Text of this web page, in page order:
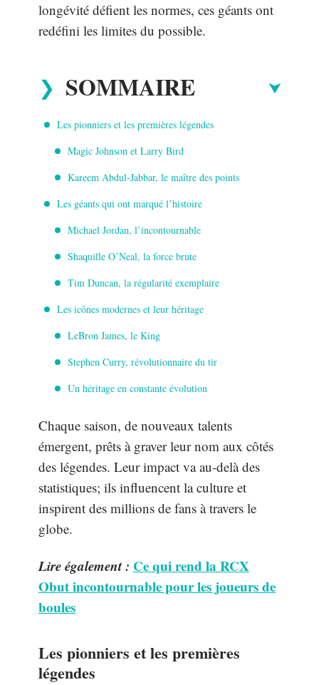
longévité défient les normes, ces géants ont
redéfini les limites du possible.
SOMMAIRE
Les pionniers et les premières légendes
Magic Johnson et Larry Bird
Kareem Abdul-Jabbar, le maître des points
Les géants qui ont marqué l’histoire
Michael Jordan, l’incontournable
Shaquille O’Neal, la force brute
Tim Duncan, la régularité exemplaire
Les icônes modernes et leur héritage
LeBron James, le King
Stephen Curry, révolutionnaire du tir
Un héritage en constante évolution
Chaque saison, de nouveaux talents
émergent, prêts à graver leur nom aux côtés
des légendes. Leur impact va au-delà des
statistiques; ils influencent la culture et
inspirent des millions de fans à travers le
globe.
Lire également : Ce qui rend la RCX
Obut incontournable pour les joueurs de
boules
Les pionniers et les premières
légendes